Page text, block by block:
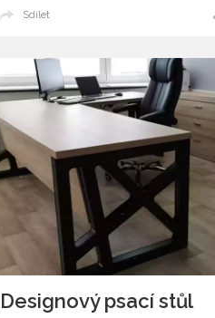
Sdílet
Designový psací stůl